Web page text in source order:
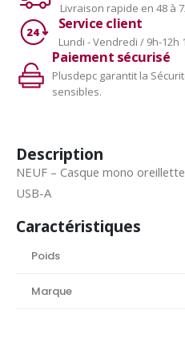
Livraison rapide en 48 à
Service client
Lundi - Vendredi / 9h-12h
Paiement sécurisé
Plusdepc garantit la
sensibles.
Description
NEUF – Casque mono
USB-A
Caractéristiques
Poids
Marque